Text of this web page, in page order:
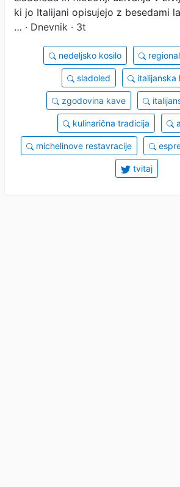
ki jo Italijani opisujejo z besedami
… · Dnevnik · 3t
nedeljsko kosilo
sladoled italijanska
zgodovina kave
kulinarična tradicija
michelinove restavracije
tvitaj